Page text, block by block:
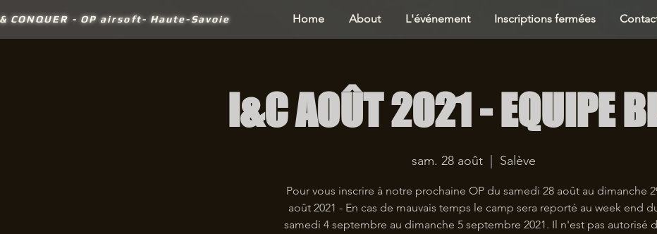
CONQUER - OP airsoft- Haute-Savoie Home About L'événement Inscriptions fermées
I&C AOÛT 2021 - EQUIPE
sam. 28 août Salève
Pour vous inscrire à notre prochaine OP du samedi 28 août au dimanche
août 2021 - En cas de mauvais temps le camp sera reporté au week end
samedi 4 septembre au dimanche 5 septembre 2021. Il n'est pas autorisé